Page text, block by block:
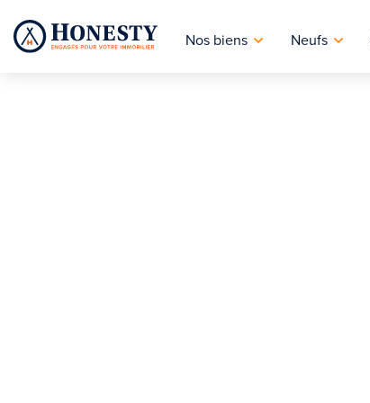
Nos biens Neufs